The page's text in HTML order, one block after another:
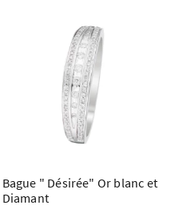
Bague " Désirée" Or blanc et
Diamant